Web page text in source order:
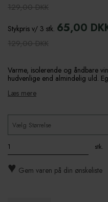
129,00 DKK
Stykpris v/ 3 stk. 65,00
129,00 DKK
Varme, isolerende og åndbare
hudvenlige end almindelig uld.
Læs mere
Vælg Størrelse
stk.
♥ Gem varen på din ønskeliste